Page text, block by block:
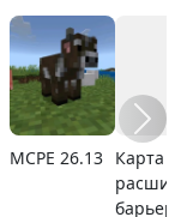
MCPE
1.21.110.20